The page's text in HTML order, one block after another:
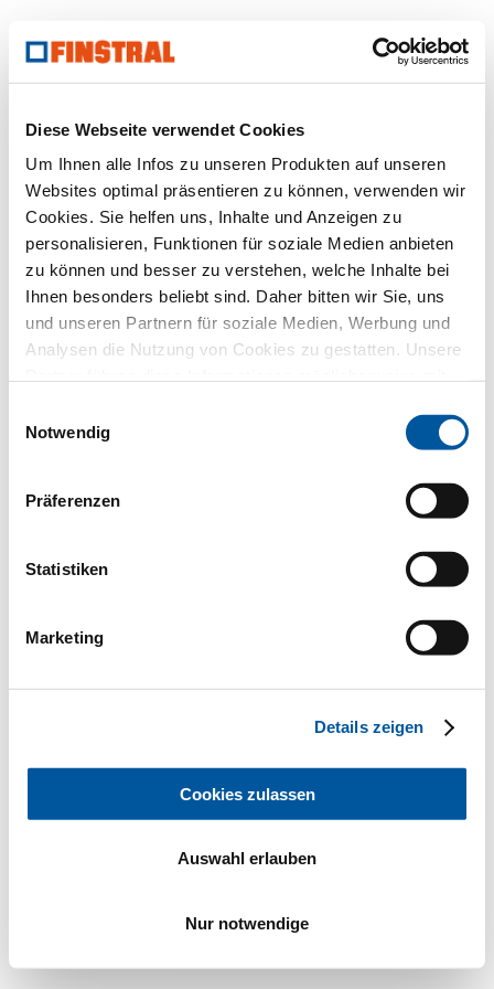
Diese Webseite verwendet Cookies
Um Ihnen alle Infos zu unseren Produkten auf unseren
Websites optimal präsentieren zu können, verwenden wir
Cookies. Sie helfen uns, Inhalte und Anzeigen zu
personalisieren, Funktionen für soziale Medien anbieten
zu können und besser zu verstehen, welche Inhalte bei
Ihnen besonders beliebt sind. Daher bitten wir Sie, uns
und unseren Partnern für soziale Medien, Werbung und
Analysen die Nutzung von Cookies zu gestatten. Unsere
haben oder die sie im Rahmen Ihrer Nutzung der Dienste
Notwendig
Präferenzen
Statistiken
Marketing
Details zeigen
Cookies zulassen
Auswahl erlauben
Nur notwendige